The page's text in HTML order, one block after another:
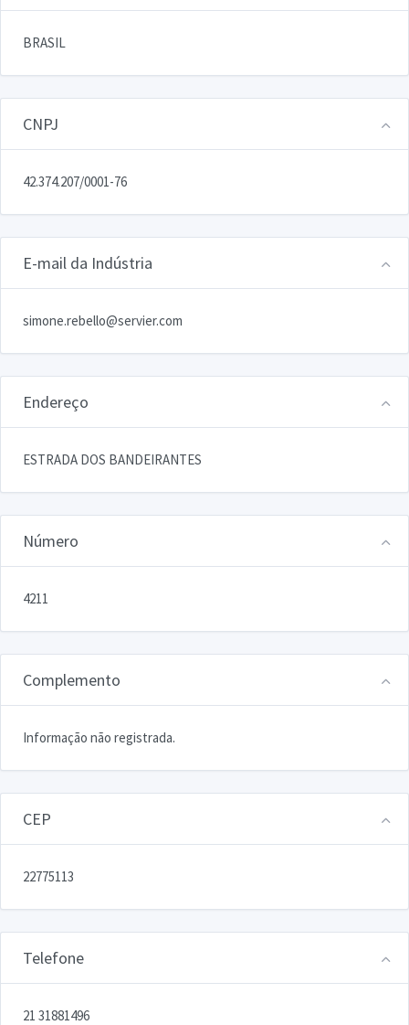
BRASIL
CNPJ
42.374.207/0001-76
E-mail da Indústria
simone.rebello@servier.com
Endereço
ESTRADA DOS BANDEIRANTES
Número
4211
Complemento
Informação não registrada.
CEP
22775113
Telefone
21 31881496